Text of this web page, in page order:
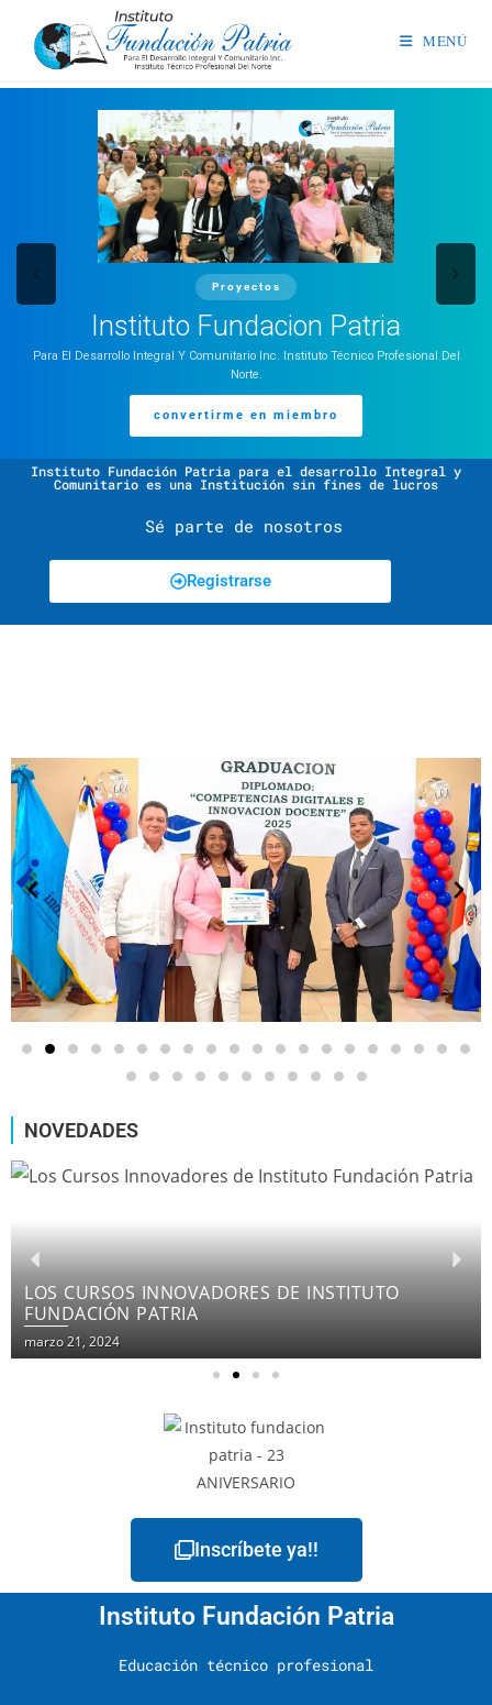
MENÚ
Proyectos
Instituto Fundacion Patria
Para El Desarrollo Integral Y Comunitario Inc. Instituto Técnico Profesional Del
Norte.
convertirme en miembro
Instituto Fundación Patria para el desarrollo Integral y
Comunitario es una Institución sin fines de lucros
Sé parte de nosotros
Registrarse
NOVEDADES
LOS CURSOS INNOVADORES DE INSTITUTO
FUNDACIÓN PATRIA
marzo 21, 2024
Inscríbete ya!!
Instituto Fundación Patria
Educación técnico profesional